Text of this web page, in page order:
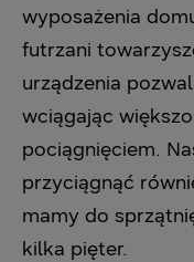
wyposażenia
futrzani
urządzenia
wciągając
pociągnięciem.
przyciągnąć
mamy do
kilka pięter.